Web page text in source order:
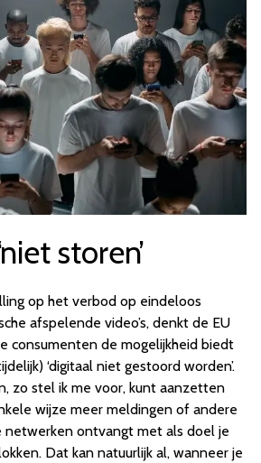
storen’
op het verbod op eindeloos
afspelende video’s, denkt de EU
consumenten de mogelijkheid biedt
‘digitaal niet gestoord worden’.
zo stel ik me voor, kunt aanzetten
wijze meer meldingen of andere
netwerken ontvangt met als doel je
Dat kan natuurlijk al, wanneer je